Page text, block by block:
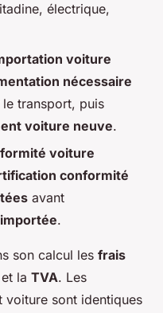
électrique,
voiture
nécessaire
transport, puis
voiture neuve.
voiture
conformité
avant
.
son calcul les frais
et la TVA. Les
voiture sont identiques